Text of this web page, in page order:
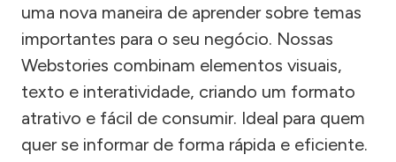
uma nova maneira de aprender sobre temas
importantes para o seu negócio. Nossas
Webstories combinam elementos visuais,
texto e interatividade, criando um formato
atrativo e fácil de consumir. Ideal para quem
quer se informar de forma rápida e eficiente.